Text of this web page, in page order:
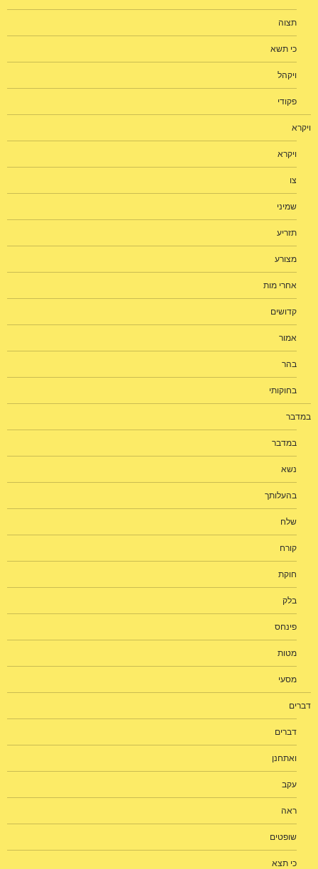
תצוה
כי תשא
ויקהל
פקודי
ויקרא
ויקרא
צו
שמיני
תזריע
מצורע
אחרי מות
קדושים
אמור
בהר
בחוקותי
במדבר
במדבר
נשא
בהעלותך
שלח
קורח
חוקת
בלק
פינחס
מטות
מסעי
דברים
דברים
ואתחנן
עקב
ראה
שופטים
כי תצא